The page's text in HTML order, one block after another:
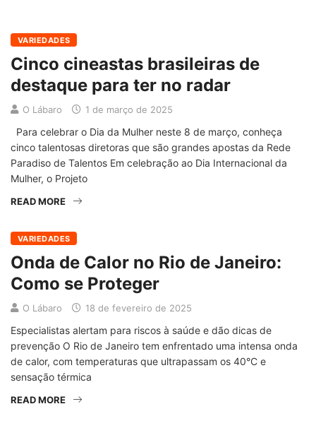
VARIEDADES
Cinco cineastas brasileiras de
destaque para ter no radar
O Lábaro 1 de março de 2025
Para celebrar o Dia da Mulher neste 8 de março, conheça
cinco talentosas diretoras que são grandes apostas da Rede
Paradiso de Talentos Em celebração ao Dia Internacional da
Mulher, o Projeto
READ MORE
VARIEDADES
Onda de Calor no Rio de Janeiro:
Como se Proteger
O Lábaro 18 de fevereiro de 2025
Especialistas alertam para riscos à saúde e dão dicas de
prevenção O Rio de Janeiro tem enfrentado uma intensa onda
de calor, com temperaturas que ultrapassam os 40°C e
sensação térmica
READ MORE